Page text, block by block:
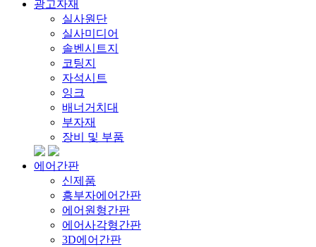
광고자재
실사원단
실사미디어
솔벤시트지
코팅지
자석시트
잉크
배너거치대
부자재
장비 및 부품
에어간판
신제품
흥부자에어간판
에어원형간판
에어사각형간판
3D에어간판